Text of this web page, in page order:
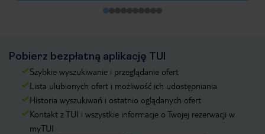
Pobierz bezpłatną aplikację TUI
Szybkie wyszukiwanie i przeglądanie ofert
Lista ulubionych ofert i możliwość ich udostępniania
Historia wyszukiwań i ostatnio oglądanych ofert
Kontakt z TUI i wszystkie informacje o Twojej rezerwacji w
myTUI